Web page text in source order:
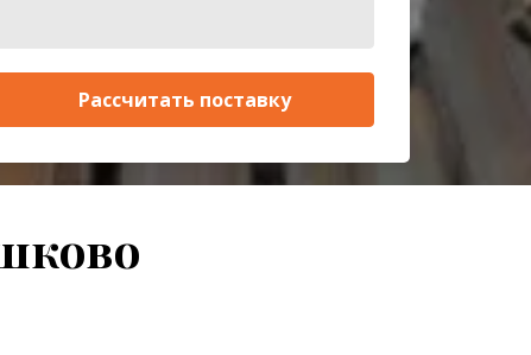
Рассчитать поставку